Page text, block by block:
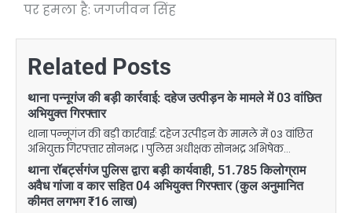
पर हमला है: जगजीवन सिंह
Related Posts
थाना पन्नूगंज की बड़ी कार्रवाई: दहेज उत्पीड़न के मामले में 03 वांछित
अभियुक्त गिरफ्तार
थाना पन्नूगंज की बड़ी कार्रवाई: दहेज उत्पीड़न के मामले में 03 वांछित
अभियुक्त गिरफ्तार सोनभद्र । पुलिस अधीक्षक सोनभद्र अभिषेक…
थाना रॉबर्ट्सगंज पुलिस द्वारा बड़ी कार्यवाही, 51.785 किलोग्राम
अवैध गांजा व कार सहित 04 अभियुक्त गिरफ्तार (कुल अनुमानित
कीमत लगभग ₹16 लाख)